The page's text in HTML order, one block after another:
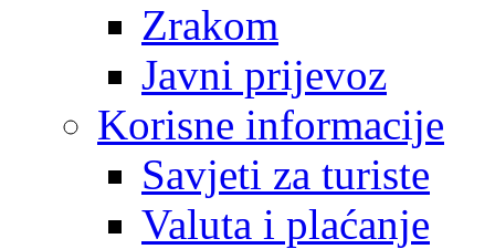
Zrakom
Javni prijevoz
Korisne informacije
Savjeti za turiste
Valuta i plaćanje